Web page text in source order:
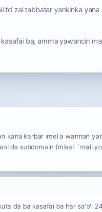
zai tabbatar yankinka
ba, amma yawancin
kana karɓar imel a wannan
da subdomain (misali
da ba kasafai ba har sa'o'i